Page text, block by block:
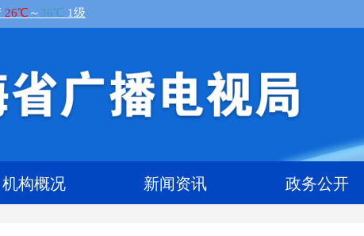
机构概况 新闻资讯 政务公开